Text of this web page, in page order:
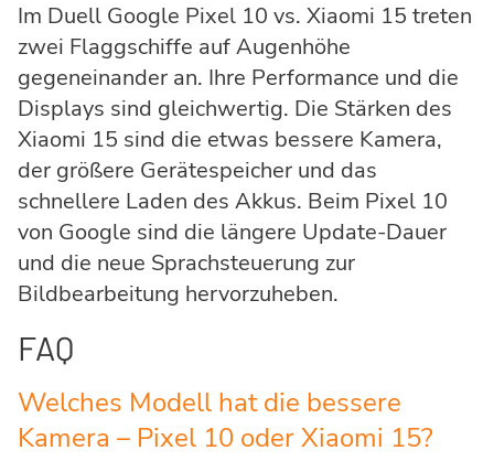
Im Duell Google Pixel 10 vs. Xiaomi 15 treten
zwei Flaggschiffe auf Augenhöhe
gegeneinander an. Ihre Performance und die
Displays sind gleichwertig. Die Stärken des
Xiaomi 15 sind die etwas bessere Kamera,
der größere Gerätespeicher und das
schnellere Laden des Akkus. Beim Pixel 10
von Google sind die längere Update-Dauer
und die neue Sprachsteuerung zur
Bildbearbeitung hervorzuheben.
FAQ
Welches Modell hat die bessere
Kamera – Pixel 10 oder Xiaomi 15?